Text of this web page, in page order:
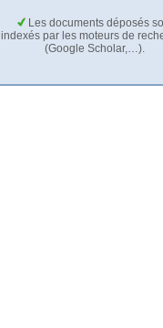
Les documents déposés
indexés par les moteurs de
(Google Scholar,…).